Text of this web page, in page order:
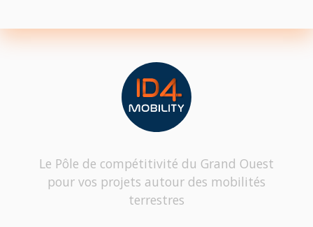
Le Pôle de compétitivité du Grand Ouest
pour vos projets autour des mobilités
terrestres